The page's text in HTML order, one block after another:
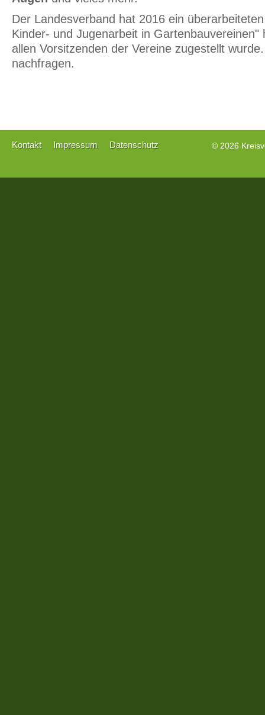
Der Landesverband hat 2016 ein
Kinder- und Jugenarbeit in Gartenbauvereinen"
allen Vorsitzenden der Vereine zugestellt
nachfragen.
Navigation
Kontakt Impressum Datenschutz © 2026